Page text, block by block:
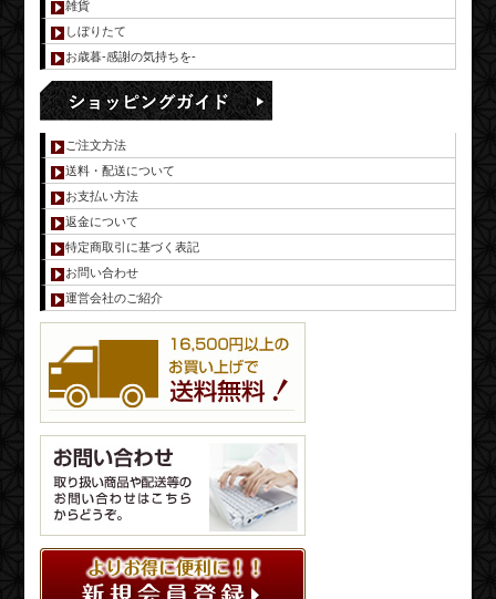
雑貨
しぼりたて
お歳暮-感謝の気持ちを-
ご注文方法
送料・配送について
お支払い方法
返金について
特定商取引に基づく表記
お問い合わせ
運営会社のご紹介